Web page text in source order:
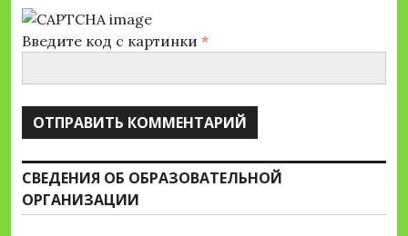
Введите код с картинки *
СВЕДЕНИЯ ОБ ОБРАЗОВАТЕЛЬНОЙ
ОРГАНИЗАЦИИ